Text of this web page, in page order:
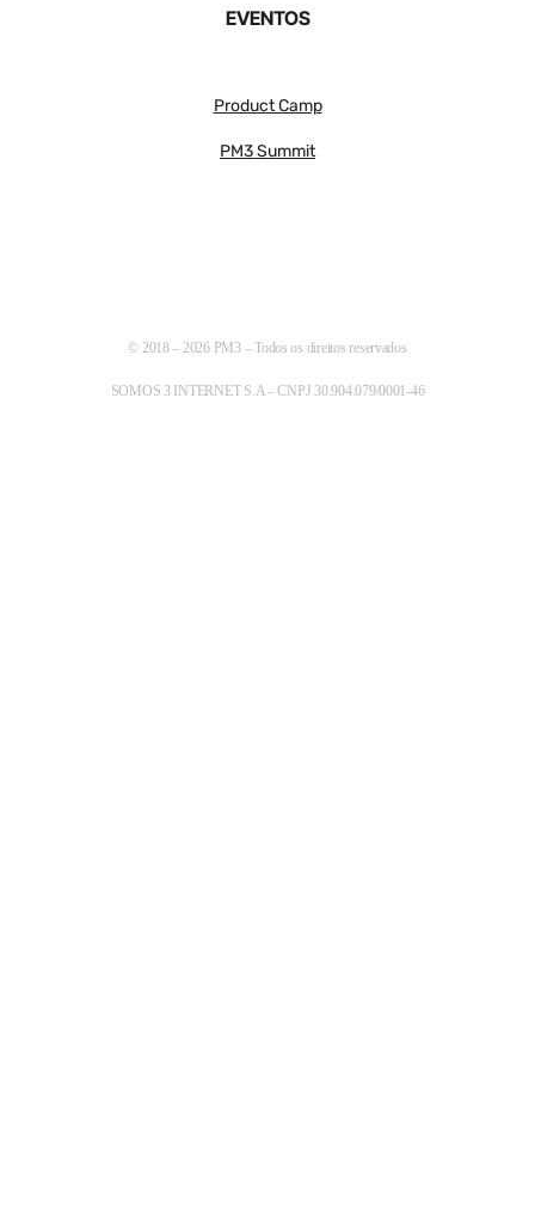
EVENTOS
Product Camp
PM3 Summit
© 2018 – 2026 PM3 – Todos os direitos reservados
SOMOS 3 INTERNET S.A – CNPJ 30.904.079/0001-46